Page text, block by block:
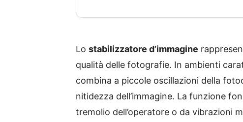
Lo stabilizzatore d’immagine
qualità delle fotografie. In ambienti
combina a piccole oscillazioni della
nitidezza dell’immagine. La funzione
tremolio dell’operatore o da vibrazioni